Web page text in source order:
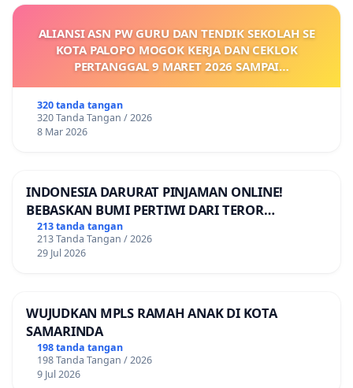
ALIANSI ASN PW GURU DAN TENDIK SEKOLAH SE
KOTA PALOPO MOGOK KERJA DAN CEKLOK
PERTANGGAL 9 MARET 2026 SAMPAI
KEJELASAN SUMBER GAJI POKOK
320 tanda tangan
320 Tanda Tangan / 2026
8 Mar 2026
INDONESIA DARURAT PINJAMAN ONLINE!
BEBASKAN BUMI PERTIWI DARI TEROR
PINJAMAN ONLINE! TUTUP PINJOL!
213 tanda tangan
213 Tanda Tangan / 2026
29 Jul 2026
WUJUDKAN MPLS RAMAH ANAK DI KOTA
SAMARINDA
198 tanda tangan
198 Tanda Tangan / 2026
9 Jul 2026